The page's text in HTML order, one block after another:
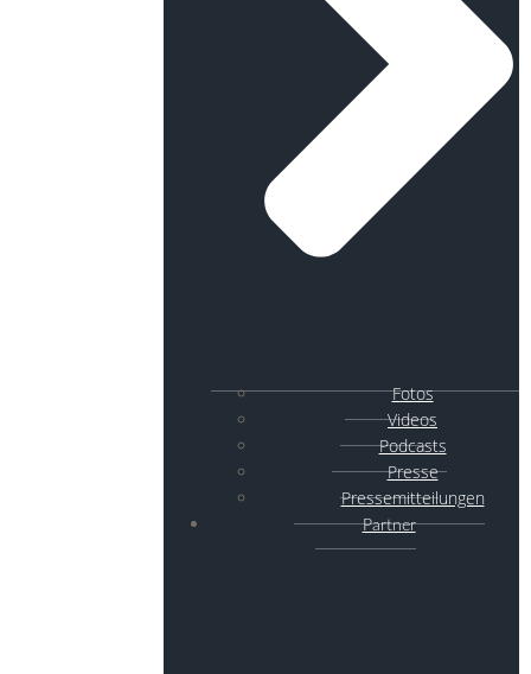
Fotos
Videos
Podcasts
Presse
Pressemitteilungen
Partner